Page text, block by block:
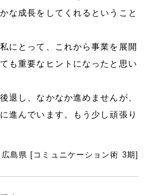
な成長をしてくれるということ
にとって、これから事業を展開
も重要なヒントになったと思い
退し、なかなか進めませんが、
進んでいます。もう少し頑張り
島県 [コミュニケーション術 3期]